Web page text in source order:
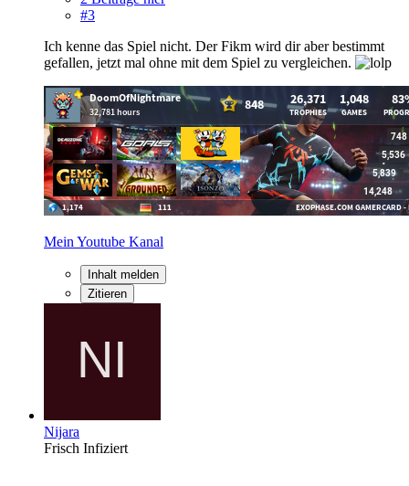
#3
Ich kenne das Spiel nicht. Der Fikm wird dir aber bestimmt
gefallen, jetzt mal ohne mit dem Spiel zu vergleichen.
Mein Youtube Kanal
Inhalt melden
Zitieren
Nijara
Frisch Infiziert